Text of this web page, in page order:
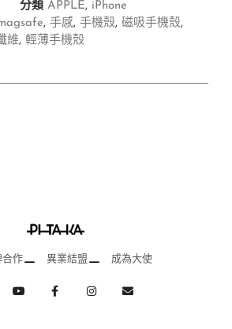
分類 APPLE, iPhone
, 手感, 手機殼, 磁吸手機殼,
維, 輕薄手機殼
合作 異業結盟 成為大使